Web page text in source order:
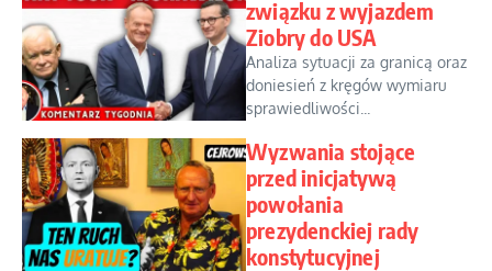
związku z wyjazdem
Ziobry do USA
Analiza sytuacji za granicą oraz
doniesień z kręgów wymiaru
sprawiedliwości...
Wyzwania stojące
przed inicjatywą
powołania
prezydenckiej rady
konstytucyjnej